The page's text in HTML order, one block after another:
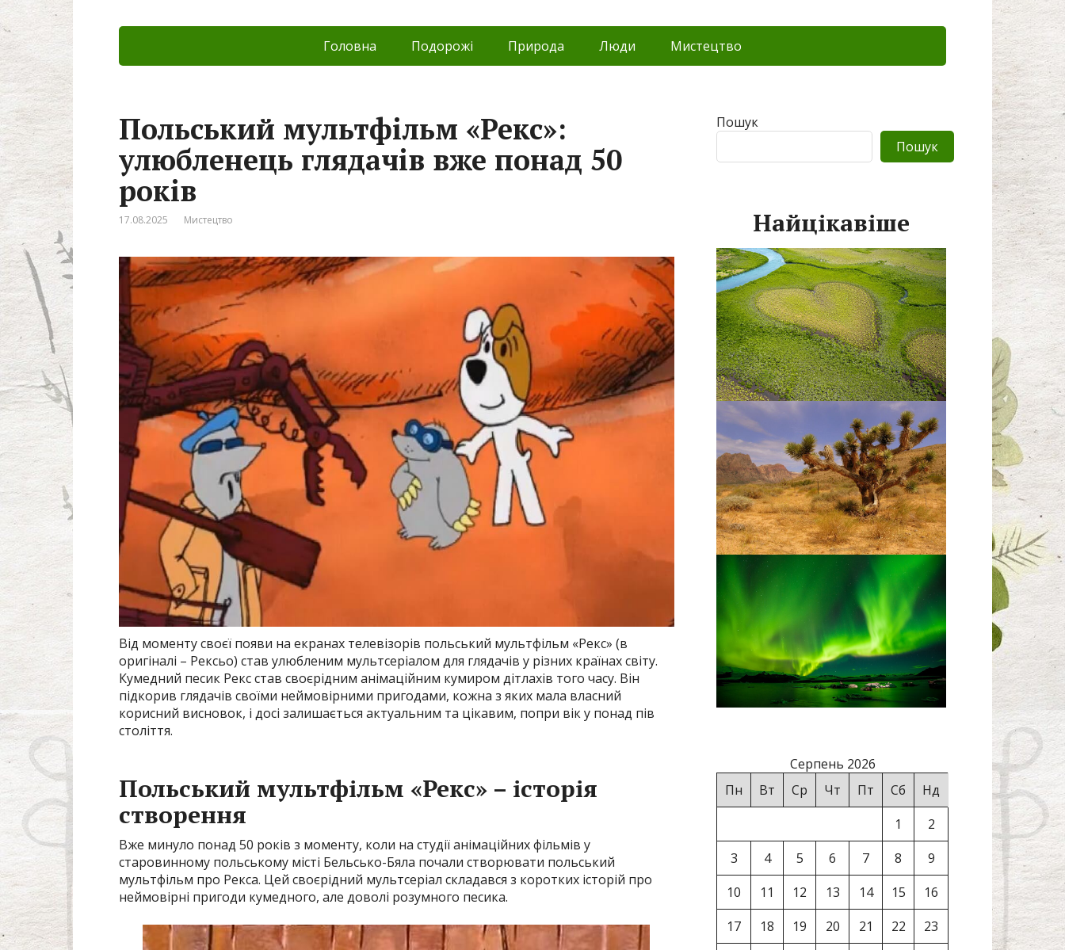
Головна Подорожі Природа Люди Мистецтво
Польський мультфільм «Рекс»:
улюбленець глядачів вже понад 50
років
17.08.2025 Мистецтво
Від моменту своєї появи на екранах телевізорів польський мультфільм «Рекс» (в
оригіналі – Рексьо) став улюбленим мультсеріалом для глядачів у різних країнах світу.
Кумедний песик Рекс став своєрідним анімаційним кумиром дітлахів того часу. Він
підкорив глядачів своїми неймовірними пригодами, кожна з яких мала власний
корисний висновок, і досі залишається актуальним та цікавим, попри вік у понад пів
століття.
Польський мультфільм «Рекс» – історія
створення
Вже минуло понад 50 років з моменту, коли на студії анімаційних фільмів у
старовинному польському місті Бельсько-Бяла почали створювати польський
мультфільм про Рекса. Цей своєрідний мультсеріал складався з коротких історій про
неймовірні пригоди кумедного, але доволі розумного песика.
Пошук
Пошук
Найцікавіше
Серпень 2026
Пн
Вт Ср Чт Пт Сб
Нд
1
2
3
4 5 6 7 8
9
10
11 12 13 14 15
16
17
18 19 20 21 22
23